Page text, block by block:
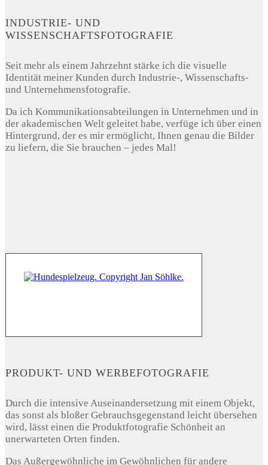
INDUSTRIE- UND
WISSENSCHAFTSFOTOGRAFIE
Seit mehr als einem Jahrzehnt stärke ich die visuelle
Identität meiner Kunden durch Industrie-, Wissenschafts-
und Unternehmensfotografie.
Da ich Kommunikationsabteilungen in Unternehmen und in
der akademischen Welt geleitet habe, verfüge ich über einen
Hintergrund, der es mir ermöglicht, Ihnen genau die Bilder
zu liefern, die Sie brauchen – jedes Mal!
PRODUKT- UND WERBEFOTOGRAFIE
Durch die intensive Auseinandersetzung mit einem Objekt,
das sonst als bloßer Gebrauchsgegenstand leicht übersehen
wird, lässt einen die Produktfotografie Schönheit an
unerwarteten Orten finden.
Das Außergewöhnliche im Gewöhnlichen für andere